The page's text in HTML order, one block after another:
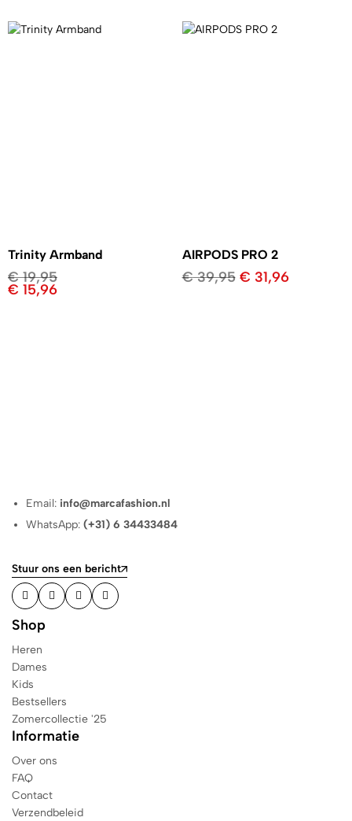
Trinity Armband
€19,95
€ 15,96
AIRPODS PRO 2
€39,95 € 31,96
Email: info@marcafashion.nl
WhatsApp:(+31) 6 34433484
Stuur ons een bericht
Shop
Heren
Dames
Kids
Bestsellers
Zomercollectie '25
Informatie
Over ons
FAQ
Contact
Verzendbeleid